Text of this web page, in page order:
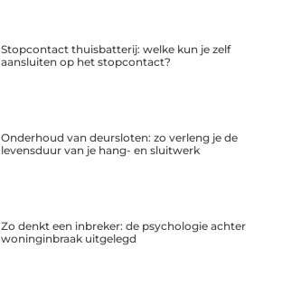
Stopcontact thuisbatterij: welke kun je zelf
aansluiten op het stopcontact?
Onderhoud van deursloten: zo verleng je de
levensduur van je hang- en sluitwerk
Zo denkt een inbreker: de psychologie achter
woninginbraak uitgelegd